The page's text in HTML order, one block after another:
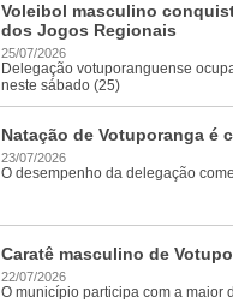
Voleibol masculino
dos Jogos Regionais
25/07/2026
Delegação votuporanguense
neste sábado (25)
Natação de Votuporanga é
23/07/2026
O desempenho da delegação
Caratê masculino de
22/07/2026
O município participa com a maior